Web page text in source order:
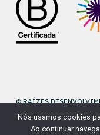
© RAÍZES
DESENVOLVIDO POR
Nós usamos cookies
Ao continuar